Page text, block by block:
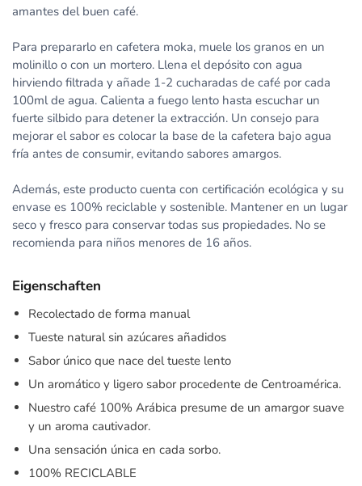
amantes del buen café.
Para prepararlo en cafetera moka, muele los granos en un
molinillo o con un mortero. Llena el depósito con agua
hirviendo filtrada y añade 1-2 cucharadas de café por cada
100ml de agua. Calienta a fuego lento hasta escuchar un
fuerte silbido para detener la extracción. Un consejo para
mejorar el sabor es colocar la base de la cafetera bajo agua
fría antes de consumir, evitando sabores amargos.
Además, este producto cuenta con certificación ecológica y su
envase es 100% reciclable y sostenible. Mantener en un lugar
seco y fresco para conservar todas sus propiedades. No se
recomienda para niños menores de 16 años.
Eigenschaften
Recolectado de forma manual
Tueste natural sin azúcares añadidos
Sabor único que nace del tueste lento
Un aromático y ligero sabor procedente de Centroamérica.
Nuestro café 100% Arábica presume de un amargor suave
y un aroma cautivador.
Una sensación única en cada sorbo.
100% RECICLABLE